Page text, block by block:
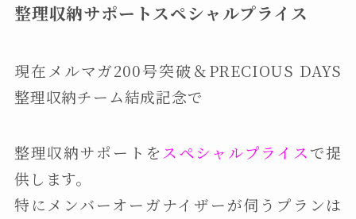
整理収納サポートスペシャルプライス
現在メルマガ200号突破＆PRECIOUS DAYS
整理収納チーム結成記念で
整理収納サポートをスペシャルプライスで提
供します。
特にメンバーオーガナイザーが伺うプランは